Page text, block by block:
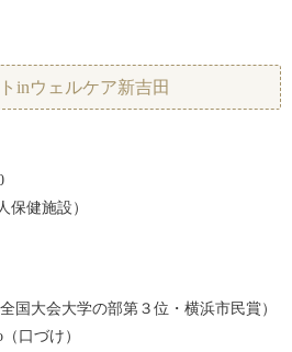
inウェルケア新吉田
保健施設）
全国大会大学の部第３位・横浜市民賞）
口づけ）